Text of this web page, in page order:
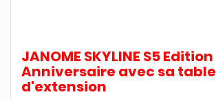
JANOME SKYLINE S5 Edition
Anniversaire avec sa table
d'extension